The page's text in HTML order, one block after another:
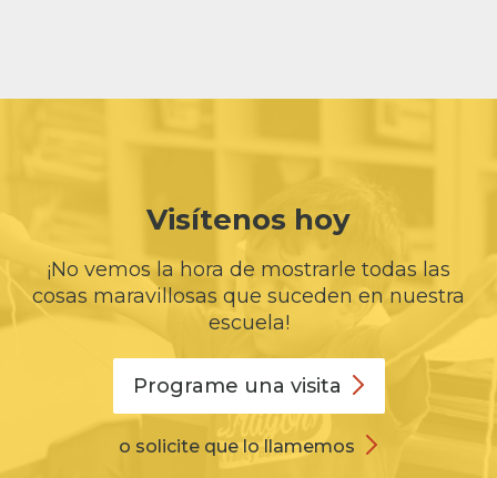
Visítenos hoy
¡No vemos la hora de mostrarle todas las
cosas maravillosas que suceden en nuestra
escuela!
Programe una visita
o solicite que lo llamemos